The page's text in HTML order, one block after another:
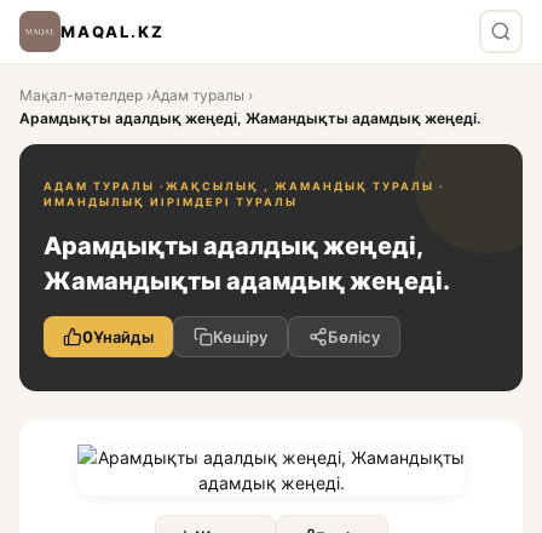
MAQAL.KZ
Мақал-мәтелдер ›Адам туралы ›
Арамдықты адалдық жеңеді, Жамандықты адамдық жеңеді.
АДАМ ТУРАЛЫ · ЖАҚСЫЛЫҚ , ЖАМАНДЫҚ ТУРАЛЫ ·
ИМАНДЫЛЫҚ ИІРІМДЕРІ ТУРАЛЫ
Арамдықты адалдық жеңеді,
Жамандықты адамдық жеңеді.
0Ұнайды Көшіру Бөлісу